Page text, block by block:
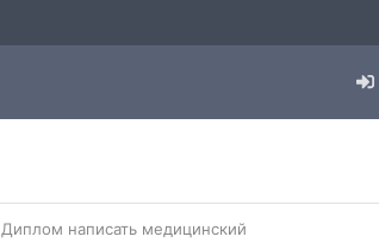
Диплом написать медицинский